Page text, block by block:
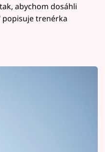
abychom dosáhli
popisuje trenérka